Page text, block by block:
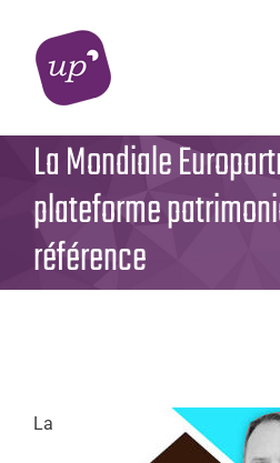
content
La Mondiale
plateforme
référence
La